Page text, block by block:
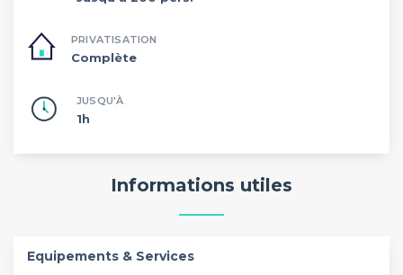
PRIVATISATION
Complète
JUSQU'À
1h
Informations utiles
Equipements & Services